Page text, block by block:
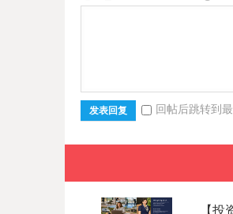
发表回复 回帖后跳转到
【